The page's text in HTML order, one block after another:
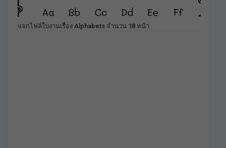
แจกไฟล์ใบงานเรื่อง Alphabets จำนวน 18 หน้า